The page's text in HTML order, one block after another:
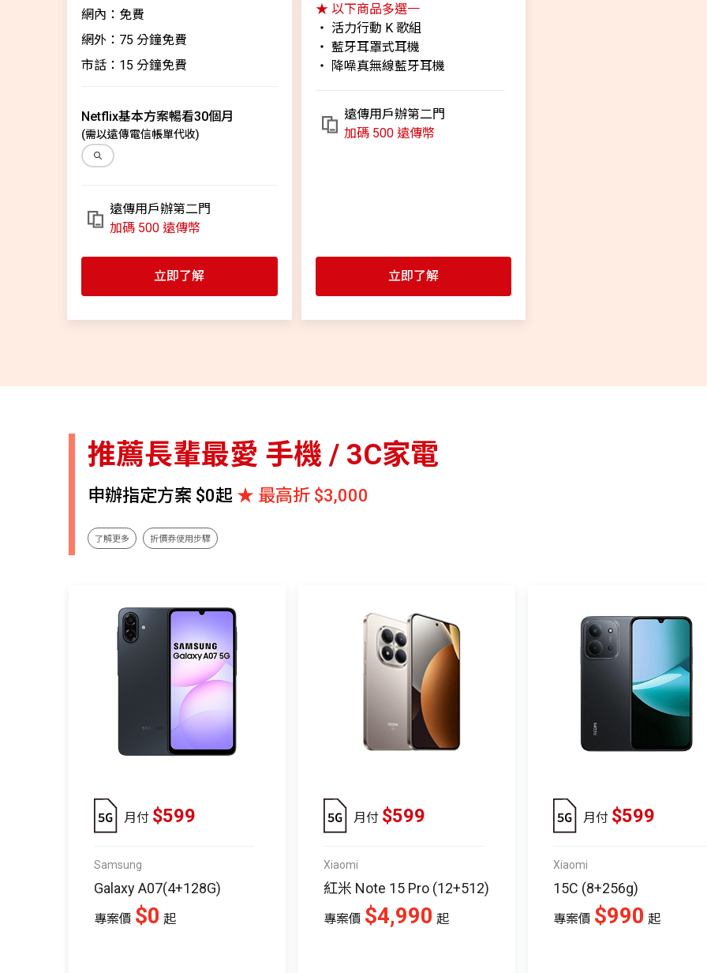
網內：免費
網外：75 分鐘免費
市話：15 分鐘免費
Netflix基本方案暢看30個月
(需以遠傳電信帳單代收)
遠傳用戶辦第二門
加碼 500 遠傳幣
立即了解
★ 以下商品多選一
‧ 活力行動 K 歌組
‧ 藍牙耳罩式耳機
‧ 降噪真無線藍牙耳機
遠傳用戶辦第二門
加碼 500 遠傳幣
立即了解
推薦長輩最愛 手機 / 3C家電
申辦指定方案 $0起 ★ 最高折 $3,000
了解更多 折價券使用步驟
月付 $599
Samsung
Galaxy A07(4+128G)
專案價 $0 起
月付 $599
Xiaomi
紅米 Note 15 Pro (12+512)
專案價 $4,990 起
月付 $599
Xiaomi
15C (8+256g)
專案價 $990 起